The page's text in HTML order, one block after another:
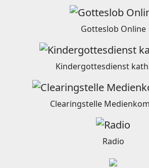
Gotteslob Online
Kindergottesdienst
Clearingstelle
Radio